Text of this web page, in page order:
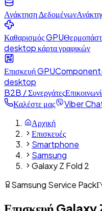
Ανάκτηση Δεδομένων
Καθαρισμός GPU
desktop κάρτα γραφικών
Επισκευή GPUComponent-
desktop
B2B / Συνεργάτες
Καλέστε μας
Viber
Αρχική
Επισκευές
Smartphone
Samsung
Galaxy Z Fold 2
Samsung Service Pack
Επισκευή Galaxy